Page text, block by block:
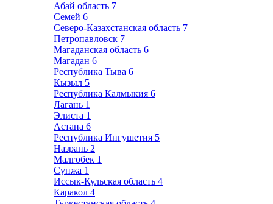
Абай область 7
Семей 6
Северо-Казахстанская область 7
Петропавловск 7
Магаданская область 6
Магадан 6
Республика Тыва 6
Кызыл 5
Республика Калмыкия 6
Лагань 1
Элиста 1
Астана 6
Республика Ингушетия 5
Назрань 2
Малгобек 1
Сунжа 1
Иссык-Кульская область 4
Каракол 4